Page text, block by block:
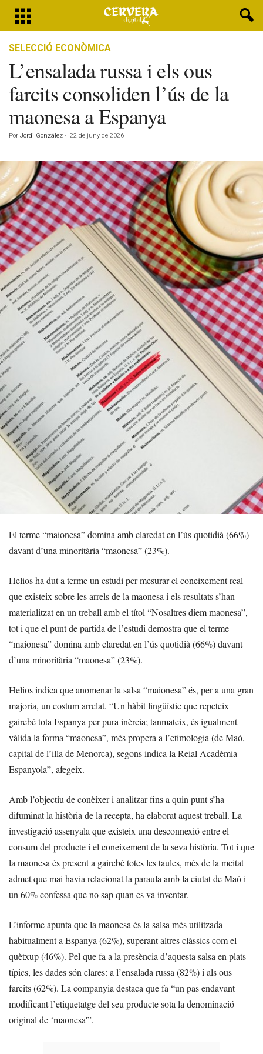
SELECCIÓ ECONÒMICA
L’ensalada russa i els ous
farcits consoliden l’ús de la
maonesa a Espanya
Por Jordi González - 22 de juny de 2026
El terme “maionesa” domina amb claredat en l’ús quotidià (66%)
davant d’una minoritària “maonesa” (23%).
Helios ha dut a terme un estudi per mesurar el coneixement real
que existeix sobre les arrels de la maonesa i els resultats s’han
materialitzat en un treball amb el títol “Nosaltres diem maonesa”,
tot i que el punt de partida de l’estudi demostra que el terme
“maionesa” domina amb claredat en l’ús quotidià (66%) davant
d’una minoritària “maonesa” (23%).
Helios indica que anomenar la salsa “maionesa” és, per a una gran
majoria, un costum arrelat. “Un hàbit lingüístic que repeteix
gairebé tota Espanya per pura inèrcia; tanmateix, és igualment
vàlida la forma “maonesa”, més propera a l’etimologia (de Maó,
capital de l’illa de Menorca), segons indica la Reial Acadèmia
Espanyola”, afegeix.
Amb l’objectiu de conèixer i analitzar fins a quin punt s’ha
difuminat la història de la recepta, ha elaborat aquest treball. La
investigació assenyala que existeix una desconnexió entre el
consum del producte i el coneixement de la seva història. Tot i que
la maonesa és present a gairebé totes les taules, més de la meitat
admet que mai havia relacionat la paraula amb la ciutat de Maó i
un 60% confessa que no sap quan es va inventar.
L’informe apunta que la maonesa és la salsa més utilitzada
habitualment a Espanya (62%), superant altres clàssics com el
quètxup (46%). Pel que fa a la presència d’aquesta salsa en plats
típics, les dades són clares: a l’ensalada russa (82%) i als ous
farcits (62%). La companyia destaca que fa “un pas endavant
modificant l’etiquetatge del seu producte sota la denominació
original de ‘maonesa'”.